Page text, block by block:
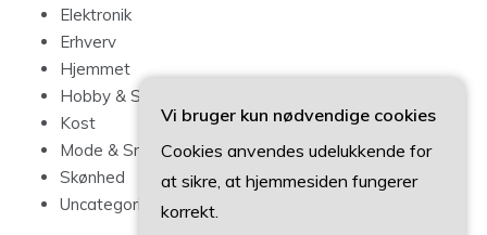
Elektronik
Erhverv
Hjemmet
Hobby & Sport
Kost
Mode & Smykker
Skønhed
Uncategorized
Vi bruger kun nødvendige cookies
Cookies anvendes udelukkende for
at sikre, at hjemmesiden fungerer
korrekt.